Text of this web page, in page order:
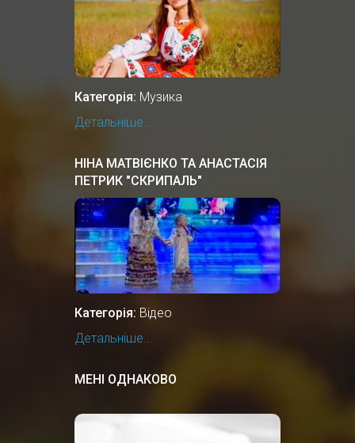
Категорія: Музика
Детальніше...
НІНА МАТВІЄНКО ТА АНАСТАСІЯ
ПЕТРИК "СКРИПАЛЬ"
Категорія: Відео
Детальніше...
МЕНІ ОДНАКОВО